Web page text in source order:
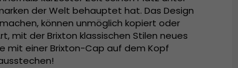
der Welt behauptet hat. Das Design
können unmöglich kopiert oder
mit der Brixton klassischen Stilen neues
mit einer Brixton-Cap auf dem Kopf